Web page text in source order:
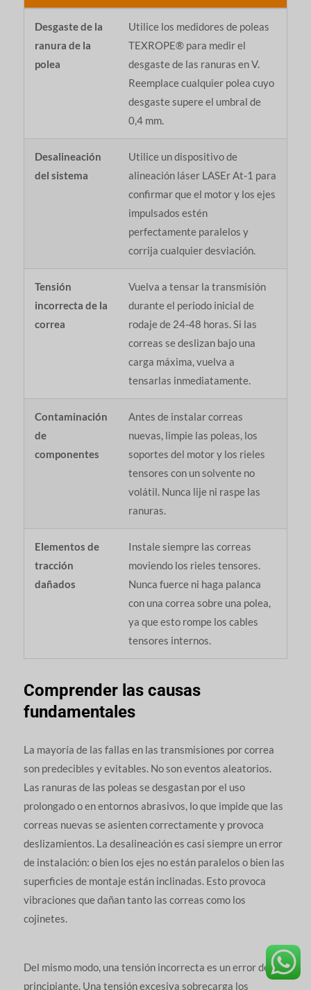
Desgaste de la
ranura de la
polea
Utilice los medidores de poleas
TEXROPE® para medir el
desgaste de las ranuras en V.
Reemplace cualquier polea cuyo
desgaste supere el umbral de
0,4 mm.
Desalineación
del sistema
Utilice un dispositivo de
alineación láser LASEr At-1 para
confirmar que el motor y los ejes
impulsados estén
perfectamente paralelos y
corrija cualquier desviación.
Tensión
incorrecta de la
correa
Vuelva a tensar la transmisión
durante el periodo inicial de
rodaje de 24-48 horas. Si las
correas se deslizan bajo una
carga máxima, vuelva a
tensarlas inmediatamente.
Contaminación
de
componentes
Antes de instalar correas
nuevas, limpie las poleas, los
soportes del motor y los rieles
tensores con un solvente no
volátil. Nunca lije ni raspe las
ranuras.
Elementos de
tracción
dañados
Instale siempre las correas
moviendo los rieles tensores.
Nunca fuerce ni haga palanca
con una correa sobre una polea,
ya que esto rompe los cables
tensores internos.
Comprender las causas
fundamentales
La mayoría de las fallas en las transmisiones por correa
son predecibles y evitables. No son eventos aleatorios.
Las ranuras de las poleas se desgastan por el uso
prolongado o en entornos abrasivos, lo que impide que las
correas nuevas se asienten correctamente y provoca
deslizamientos. La desalineación es casi siempre un error
de instalación: o bien los ejes no están paralelos o bien las
superficies de montaje están inclinadas. Esto provoca
vibraciones que dañan tanto las correas como los
cojinetes.
Del mismo modo, una tensión incorrecta es un error de
principiante. Una tensión excesiva sobrecarga los